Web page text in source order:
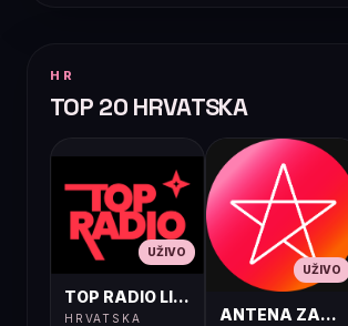
HR
TOP 20 HRVATSKA
UŽIVO
TOP RADIO LIVE
HRVATSKA
UŽIVO
ANTENA